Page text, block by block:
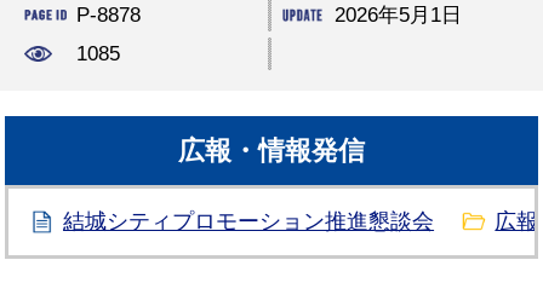
P-8878
2026年5月1日
1085
広報・情報発信
結城シティプロモーション推進懇談会 広